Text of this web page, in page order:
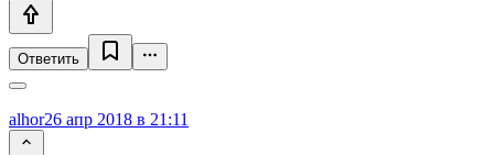
Ответить
alhor26 апр 2018 в 21:11